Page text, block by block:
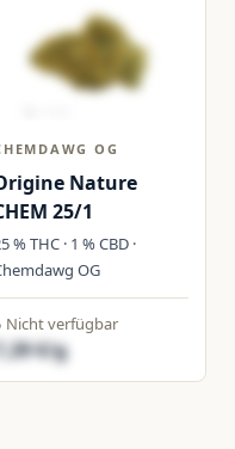
OG
Nature
25/1
% THC · 1 % CBD ·
OG
Nicht verfügbar
7,29 €/g